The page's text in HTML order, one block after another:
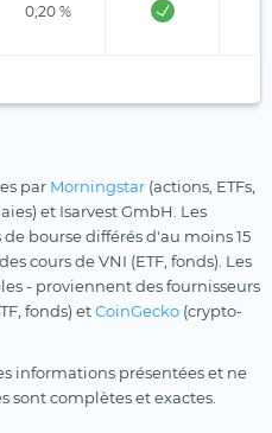
0,20 %
par Morningstar (actions, ETFs,
et Isarvest GmbH. Les
bourse différés d'au moins 15
cours de VNI (ETF, fonds). Les
- proviennent des fournisseurs
fonds) etCoinGecko (crypto-
informations présentées et ne
sont complètes et exactes.